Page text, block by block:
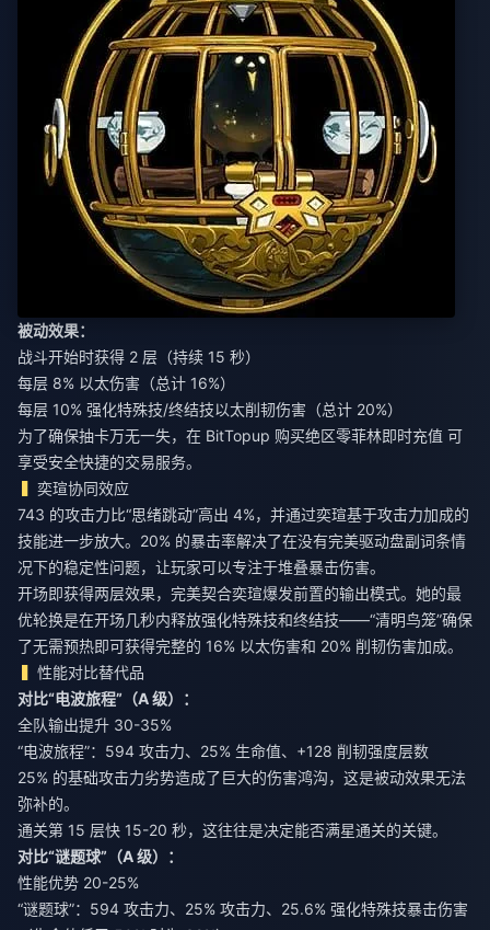
被动效果：
战斗开始时获得 2 层（持续 15 秒）
每层 8% 以太伤害（总计 16%）
每层 10% 强化特殊技/终结技以太削韧伤害（总计 20%）
为了确保抽卡万无一失，在 BitTopup 购买绝区零菲林即时充值 可
享受安全快捷的交易服务。
奕瑄协同效应
743 的攻击力比“思绪跳动”高出 4%，并通过奕瑄基于攻击力加成的
技能进一步放大。20% 的暴击率解决了在没有完美驱动盘副词条情
况下的稳定性问题，让玩家可以专注于堆叠暴击伤害。
开场即获得两层效果，完美契合奕瑄爆发前置的输出模式。她的最
优轮换是在开场几秒内释放强化特殊技和终结技——“清明鸟笼”确保
了无需预热即可获得完整的 16% 以太伤害和 20% 削韧伤害加成。
性能对比替代品
对比“电波旅程”（A 级）：
全队输出提升 30-35%
“电波旅程”：594 攻击力、25% 生命值、+128 削韧强度层数
25% 的基础攻击力劣势造成了巨大的伤害鸿沟，这是被动效果无法
弥补的。
通关第 15 层快 15-20 秒，这往往是决定能否满星通关的关键。
对比“谜题球”（A 级）：
性能优势 20-25%
“谜题球”：594 攻击力、25% 攻击力、25.6% 强化特殊技暴击伤害